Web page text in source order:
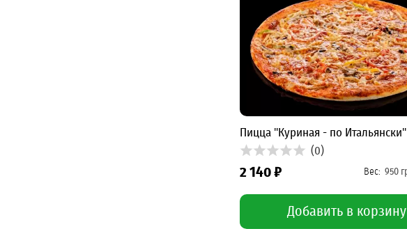
Пицца "Куриная - по Итальянски"
(0)
2 140 ₽
Добавить в корзину